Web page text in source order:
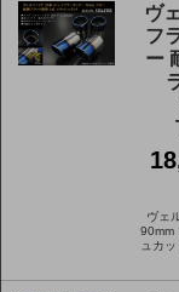
ヴ
フ
ー
ヴェ
90mm
ュカ